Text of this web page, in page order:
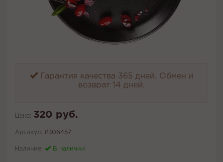
Гарантия качества 365 дней. Обмен и
возврат 14 дней.
Цена: 320 руб.
Артикул: #306457
Наличие: В наличии